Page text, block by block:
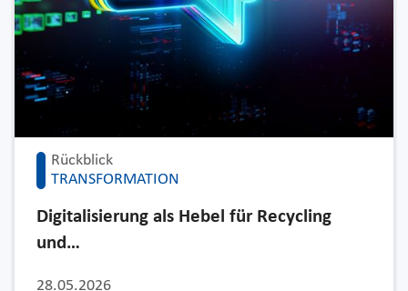
Rückblick
TRANSFORMATION
28.05.2026
Digitalisierung als Hebel für Recycling
und…